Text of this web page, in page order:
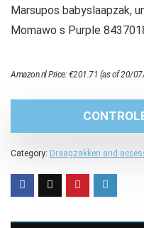
Marsupos babyslaapzak,
Momawo s Purple
Amazon.nl Price:€201.71 (as of 20/
Category: Draagzakken and